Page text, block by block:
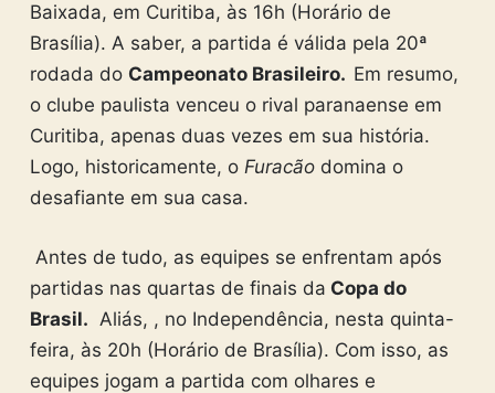
Baixada, em Curitiba, às 16h (Horário de
Brasília). A saber, a partida é válida pela 20ª
rodada do Campeonato Brasileiro. Em resumo,
o clube paulista venceu o rival paranaense em
Curitiba, apenas duas vezes em sua história.
Logo, historicamente, o Furacão domina o
desafiante em sua casa.
Antes de tudo, as equipes se enfrentam após
partidas nas quartas de finais da Copa do
Brasil. Aliás, , no Independência, nesta quinta-
feira, às 20h (Horário de Brasília). Com isso, as
equipes jogam a partida com olhares e